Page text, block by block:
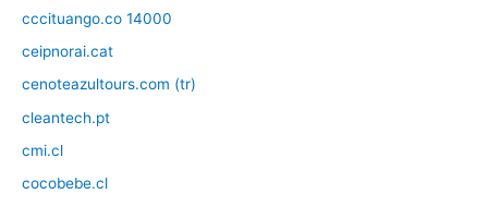
cccituango.co 14000
ceipnorai.cat
cenoteazultours.com (tr)
cleantech.pt
cmi.cl
cocobebe.cl